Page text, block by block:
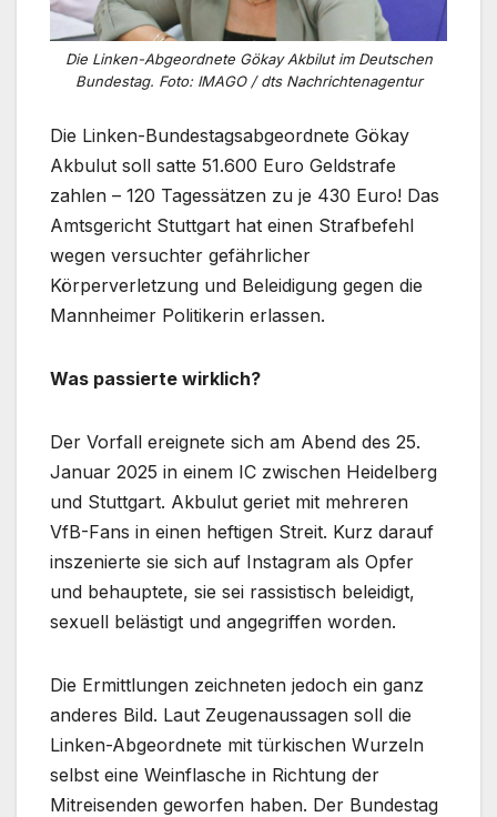
Die Linken-Abgeordnete Gökay Akbilut im Deutschen
Bundestag. Foto: IMAGO / dts Nachrichtenagentur
Die Linken-Bundestagsabgeordnete Gökay
Akbulut soll satte 51.600 Euro Geldstrafe
zahlen – 120 Tagessätzen zu je 430 Euro! Das
Amtsgericht Stuttgart hat einen Strafbefehl
wegen versuchter gefährlicher
Körperverletzung und Beleidigung gegen die
Mannheimer Politikerin erlassen.
Was passierte wirklich?
Der Vorfall ereignete sich am Abend des 25.
Januar 2025 in einem IC zwischen Heidelberg
und Stuttgart. Akbulut geriet mit mehreren
VfB-Fans in einen heftigen Streit. Kurz darauf
inszenierte sie sich auf Instagram als Opfer
und behauptete, sie sei rassistisch beleidigt,
sexuell belästigt und angegriffen worden.
Die Ermittlungen zeichneten jedoch ein ganz
anderes Bild. Laut Zeugenaussagen soll die
Linken-Abgeordnete mit türkischen Wurzeln
selbst eine Weinflasche in Richtung der
Mitreisenden geworfen haben. Der Bundestag